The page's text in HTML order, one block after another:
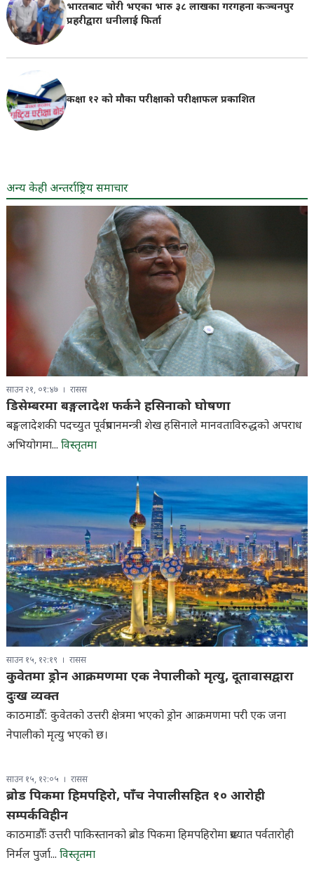
भारतबाट चोरी भएका भारु ३८ लाखका गरगहना कञ्चनपुर
प्रहरीद्वारा धनीलाई फिर्ता
कक्षा १२ को मौका परीक्षाको परीक्षाफल प्रकाशित
अन्य केही अन्तर्राष्ट्रिय समाचार
साउन २१, ०१:४७ रासस
डिसेम्बरमा बङ्गलादेश फर्कने हसिनाको घोषणा
बङ्गलादेशकी पदच्युत पूर्वप्रधानमन्त्री शेख हसिनाले मानवताविरुद्धको अपराध
अभियोगमा... विस्तृतमा
साउन १५, १२:१९ रासस
कुवेतमा ड्रोन आक्रमणमा एक नेपालीको मृत्यु, दूतावासद्वारा
दुःख व्यक्त
काठमाडौँ: कुवेतको उत्तरी क्षेत्रमा भएको ड्रोन आक्रमणमा परी एक जना
नेपालीको मृत्यु भएको छ।
साउन १५, १२:०५ रासस
ब्रोड पिकमा हिमपहिरो, पाँच नेपालीसहित १० आरोही
सम्पर्कविहीन
काठमाडौँः उत्तरी पाकिस्तानको ब्रोड पिकमा हिमपहिरोमा प्रख्यात पर्वतारोही
निर्मल पुर्जा... विस्तृतमा